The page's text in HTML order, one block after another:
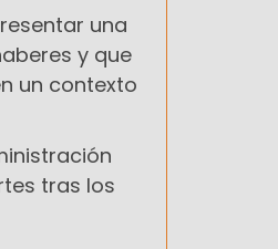
una
y que
un contexto
tras los